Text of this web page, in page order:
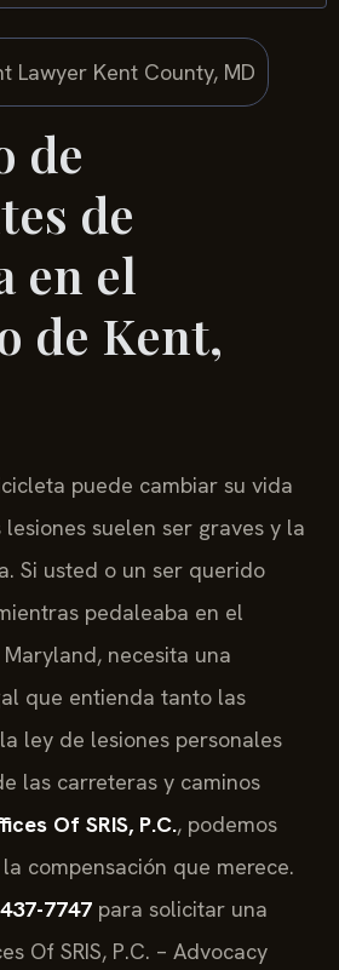
de
de
en el
de Kent,
puede cambiar su vida
lesiones suelen ser graves y la
Si usted o un ser querido
pedaleaba en el
necesita una
que entienda tanto las
ley de lesiones personales
las carreteras y caminos
Of SRIS, P.C., podemos
compensación que merece.
7747 para solicitar una
Of SRIS, P.C. – Advocacy